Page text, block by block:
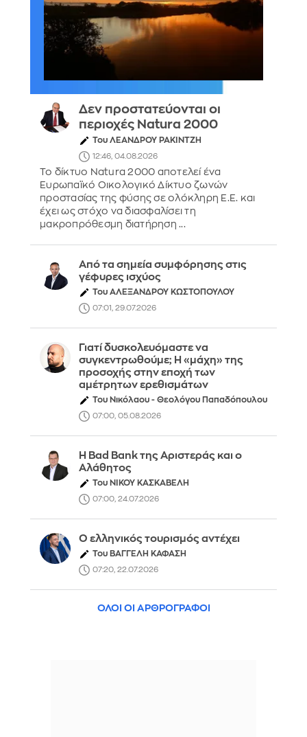
Δεν προστατεύονται οι
περιοχές Natura 2000
Του ΛΕΑΝΔΡΟΥ ΡΑΚΙΝΤΖΗ
12:46, 04.08.2026
Το δίκτυο Natura 2000 αποτελεί ένα
Ευρωπαϊκό Οικολογικό Δίκτυο ζωνών
προστασίας της φύσης σε ολόκληρη Ε.Ε. και
έχει ως στόχο να διασφαλίσει τη
μακροπρόθεσμη διατήρηση ...
Από τα σημεία συμφόρησης στις
γέφυρες ισχύος
Του ΑΛΕΞΑΝΔΡΟΥ ΚΩΣΤΟΠΟΥΛΟΥ
07:01, 29.07.2026
Γιατί δυσκολευόμαστε να
συγκεντρωθούμε; Η «μάχη» της
προσοχής στην εποχή των
αμέτρητων ερεθισμάτων
Του Νικόλαου - Θεολόγου Παπαδόπουλου
07:00, 05.08.2026
Η Bad Bank της Αριστεράς και ο
Αλάθητος
Του ΝΙΚΟΥ ΚΑΣΚΑΒΕΛΗ
07:00, 24.07.2026
Ο ελληνικός τουρισμός αντέχει
Του ΒΑΓΓΕΛΗ ΚΑΦΑΣΗ
07:20, 22.07.2026
ΟΛΟΙ ΟΙ ΑΡΘΡΟΓΡΑΦΟΙ